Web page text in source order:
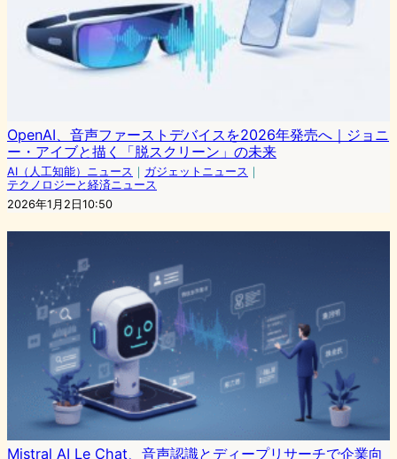
OpenAI、音声ファーストデバイスを2026年発売へ｜ジョニ
ー・アイブと描く「脱スクリーン」の未来
AI（人工知能）ニュース ｜ ガジェットニュース ｜
テクノロジーと経済ニュース
2026年1月2日10:50
Mistral AI Le Chat、音声認識とディープリサーチで企業向